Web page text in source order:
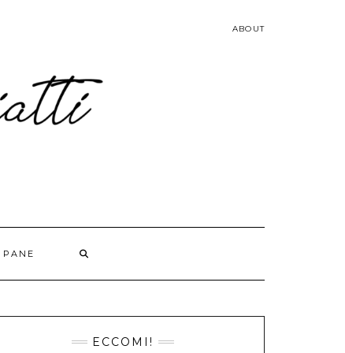
ABOUT
PANE
ECCOMI!